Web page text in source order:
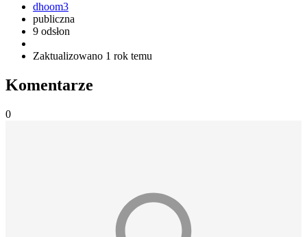
dhoom3
publiczna
9 odsłon
Zaktualizowano 1 rok temu
Komentarze
0